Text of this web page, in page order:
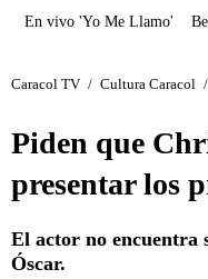
En vivo 'Yo Me Llamo'
Caracol TV / Cultura Caracol /
Piden que
presentar los
El actor no encuentra
Óscar.